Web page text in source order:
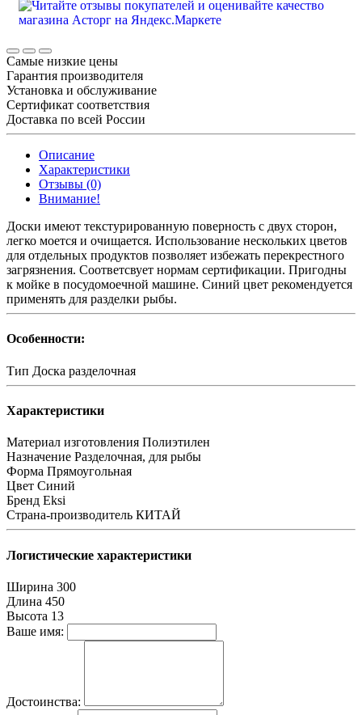
Самые низкие цены
Гарантия производителя
Установка и обслуживание
Сертификат соответствия
Доставка по всей России
Описание
Характеристики
Отзывы (0)
Внимание!
Доски имеют текстурированную поверность с двух сторон,
легко моется и очищается. Использование нескольких цветов
для отдельных продуктов позволяет избежать перекрестного
загрязнения. Соответсвует нормам сертификации. Пригодны
к мойке в посудомоечной машине. Синий цвет рекомендуется
применять для разделки рыбы.
Особенности:
Тип Доска разделочная
Характеристики
Материал изготовления Полиэтилен
Назначение Разделочная, для рыбы
Форма Прямоугольная
Цвет Синий
Бренд Eksi
Страна-производитель КИТАЙ
Логистические характеристики
Ширина 300
Длина 450
Высота 13
Ваше имя:
Достоинства: